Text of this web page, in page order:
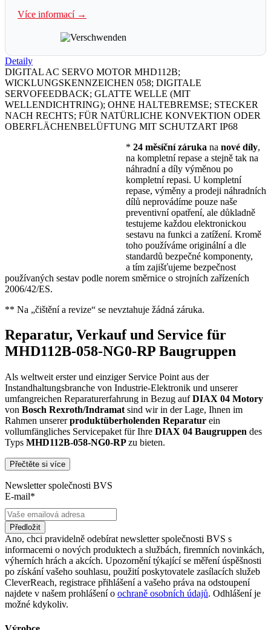
Více informací →
Detaily
DIGITAL AC SERVO MOTOR MHD112B;
WICKLUNGSKENNZEICHEN 058; DIGITALE
SERVOFEEDBACK; GLATTE WELLE (MIT
WELLENDICHTRING); OHNE HALTEBREMSE; STECKER
NACH RECHTS; FÜR NATÜRLICHE KONVEKTION ODER
OBERFLÄCHENBELÜFTUNG MIT SCHUTZART IP68
* 24 měsíční záruka na nové díly,
na kompletní repase a stejně tak na
náhradní a díly výměnou po
kompletní repasi. U kompletní
repase, výměny a prodeji náhradních
dílů neprovádíme pouze naše
preventivní opatření, ale důkladně
testujeme každou elektronickou
sestavu na funkci a zatížení. Kromě
toho používáme originální a dle
standardů bezpečné komponenty,
a tím zajišťujeme bezpečnost
používaných sestav podle norem směrnice o strojních zařízeních
2006/42/ES.
** Na „čištění a revize“ se nevztahuje žádná záruka.
Reparatur, Verkauf und Service für
MHD112B-058-NG0-RP Baugruppen
Als weltweit erster und einziger Service Point aus der
Instandhaltungsbranche von Industrie-Elektronik und unserer
umfangreichen Reparaturerfahrung in Bezug aufDIAX 04 Motory
von Bosch Rexroth/Indramat sind wir in der Lage, Ihnen im
Rahmen unsererproduktüberholenden Reparatur ein
vollumfängliches Servicepaket für Ihre DIAX 04 Baugruppen des
Typs MHD112B-058-NG0-RPzu bieten.
Dies unterscheidet unsere
konventionellen Reparaturen:
oder einem höheren Verschleiß unterliegen
Zertifizierte Reparaturwerkstatt
Austausch aller Komponenten, die als Schwachstellen
identifiziert werden und somit ein Sicherheitsrisiko für die
Maschine und deren Betreiber darstellen
Ausschließliche Verwendung der vom Hersteller oder
Gesetzgeber neuen & zugelassenen Komponenten
Überprüfung aller relevanten Funktionen in Form von
Funktions- und Lasttests
Mit unserer
Přečtěte si více
Newsletter společnosti BVS
E-mail*
Předložit
Ano, chci pravidelně odebírat newsletter společnosti BVS s
informacemi o nových produktech a službách, firemních novinkách,
výherních hrách a akcích. Upozornění týkající se měření úspěšnosti
po získání vašeho souhlasu, použití poskytovatele zasílacích služeb
CleverReach, registrace přihlášení a vašeho práva na odstoupení
najdete v našem prohlášení o ochraně osobních údajů. Odhlášení je
možné kdykoliv.